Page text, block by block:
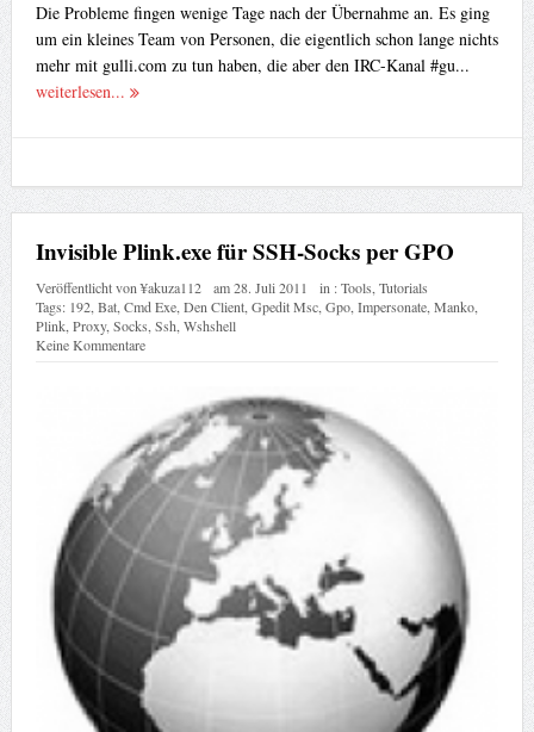
Die Probleme fingen wenige Tage nach der Übernahme an. Es ging
um ein kleines Team von Personen, die eigentlich schon lange nichts
mehr mit gulli.com zu tun haben, die aber den IRC-Kanal #gu...
weiterlesen...
Invisible Plink.exe für SSH-Socks per GPO
Veröffentlicht von¥akuza112 am28. Juli 2011 in :Tools Tutorials
Tags: 192, Bat, Cmd Exe, Den Client, Gpedit Msc, Gpo, Impersonate, Manko,
Plink, Proxy, Socks Ssh Wshshell
Keine Kommentare